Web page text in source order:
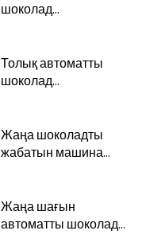
шоколад...
Толық автоматты
шоколад...
Жаңа шоколадты
жабатын машина...
Жаңа шағын
автоматты шоколад...